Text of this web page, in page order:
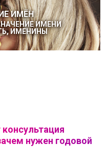
ИМЁН
ИМЕНИ
ИМЕНИНЫ
нужен годовой